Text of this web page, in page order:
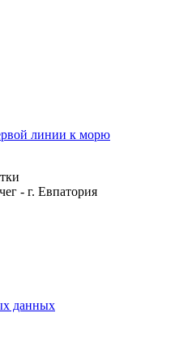
линии к морю
данных